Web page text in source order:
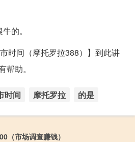
的。
时间（摩托罗拉388）】到此讲
助。
时间 摩托罗拉 的是
（市场调查赚钱）